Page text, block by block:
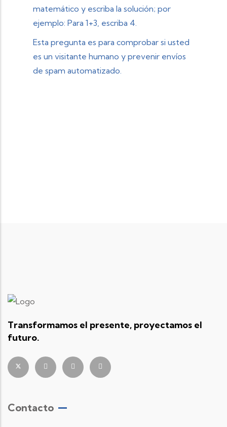
matemático y escriba la solución; por
ejemplo: Para 1+3, escriba 4.
Esta pregunta es para comprobar si usted
es un visitante humano y prevenir envíos
de spam automatizado.
Transformamos el presente, proyectamos el
futuro.
Contacto